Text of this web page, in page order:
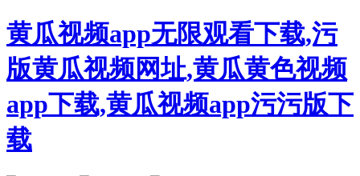
黄瓜视频app无限观看下载,污
版黄瓜视频网址,黄瓜黄色视频
app下载,黄瓜视频app污污版下
载